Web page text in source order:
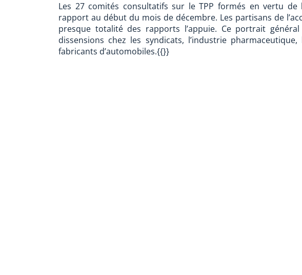
Les 27 comités consultatifs sur le TPP formés en vertu
rapport au début du mois de décembre. Les partisans de
presque totalité des rapports l’appuie. Ce portrait
dissensions chez les syndicats, l’industrie
fabricants d’automobiles.{{}}